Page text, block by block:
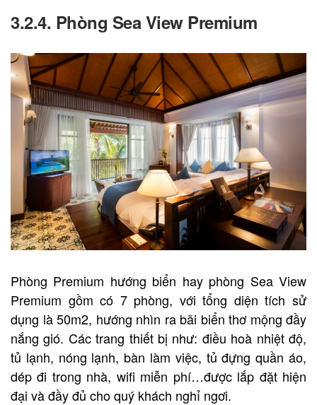
3.2.4. Phòng Sea View Premium
Phòng Premium hướng biển hay phòng Sea View
Premium gồm có 7 phòng, với tổng diện tích sử
dụng là 50m2, hướng nhìn ra bãi biển thơ mộng đầy
nắng gió. Các trang thiết bị như: điều hoà nhiệt độ,
tủ lạnh, nóng lạnh, bàn làm việc, tủ đựng quần áo,
dép đi trong nhà, wifi miễn phí…được lắp đặt hiện
đại và đầy đủ cho quý khách nghỉ ngơi.